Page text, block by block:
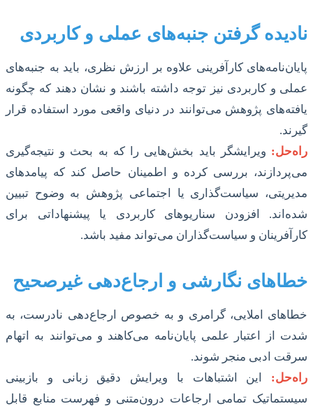
نادیده گرفتن جنبه‌های عملی و کاربردی
پایان‌نامه‌های کارآفرینی علاوه بر ارزش نظری، باید به جنبه‌های
عملی و کاربردی نیز توجه داشته باشند و نشان دهند که چگونه
یافته‌های پژوهش می‌توانند در دنیای واقعی مورد استفاده قرار
گیرند.
راه‌حل: ویرایشگر باید بخش‌هایی را که به بحث و نتیجه‌گیری
می‌پردازند، بررسی کرده و اطمینان حاصل کند که پیامدهای
مدیریتی، سیاست‌گذاری یا اجتماعی پژوهش به وضوح تبیین
شده‌اند. افزودن سناریوهای کاربردی یا پیشنهاداتی برای
کارآفرینان و سیاست‌گذاران می‌تواند مفید باشد.
خطاهای نگارشی و ارجاع‌دهی غیرصحیح
خطاهای املایی، گرامری و به خصوص ارجاع‌دهی نادرست، به
شدت از اعتبار علمی پایان‌نامه می‌کاهند و می‌توانند به اتهام
سرقت ادبی منجر شوند.
راه‌حل: این اشتباهات با ویرایش دقیق زبانی و بازبینی
سیستماتیک تمامی ارجاعات درون‌متنی و فهرست منابع قابل